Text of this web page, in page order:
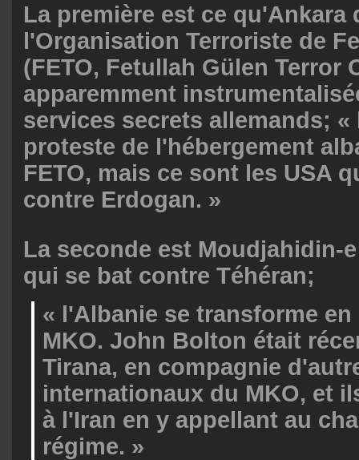
La première est ce qu'Ankara
l'Organisation Terroriste de
(FETO, Fetullah Gülen Terror
apparemment
services secrets allemands; «
proteste de l'hébergement
FETO, mais ce sont les USA
contre Erdogan. »
La seconde est Moudjahidin-
qui se bat contre Téhéran;
« l'Albanie se transforme
MKO. John Bolton était
Tirana, en compagnie
internationaux du MKO, et
à l'Iran en y appellant au
régime. »